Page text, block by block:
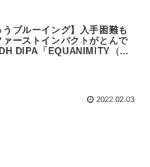
うブルーイング】入手困難も
ァーストインパクトがとんで
DIPA「EQUANIMITY（イ
2022.02.03